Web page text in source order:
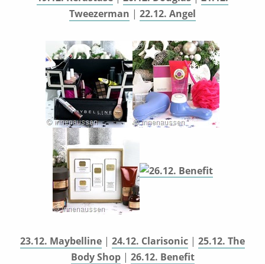
Tweezerman | 22.12. Angel
23.12. Maybelline | 24.12. Clarisonic | 25.12. The
Body Shop| 26.12. Benefit